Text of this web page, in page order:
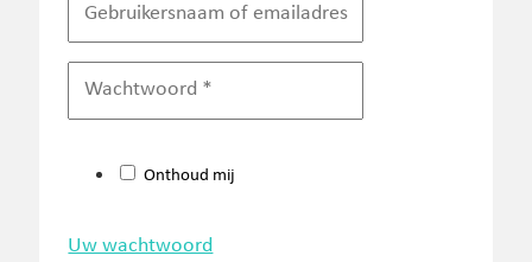
Onthoud mij
Uw wachtwoord